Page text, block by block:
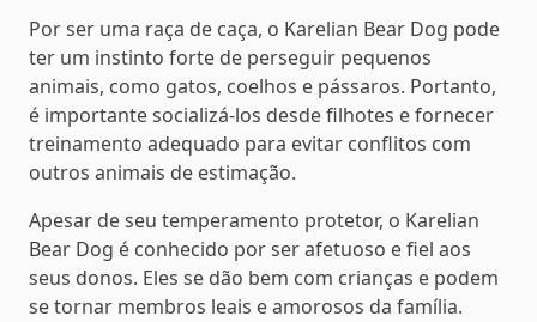
Por ser uma raça de caça, o Karelian Bear Dog pode
ter um instinto forte de perseguir pequenos
animais, como gatos, coelhos e pássaros. Portanto,
é importante socializá-los desde filhotes e fornecer
treinamento adequado para evitar conflitos com
outros animais de estimação.
Apesar de seu temperamento protetor, o Karelian
Bear Dog é conhecido por ser afetuoso e fiel aos
seus donos. Eles se dão bem com crianças e podem
se tornar membros leais e amorosos da família.